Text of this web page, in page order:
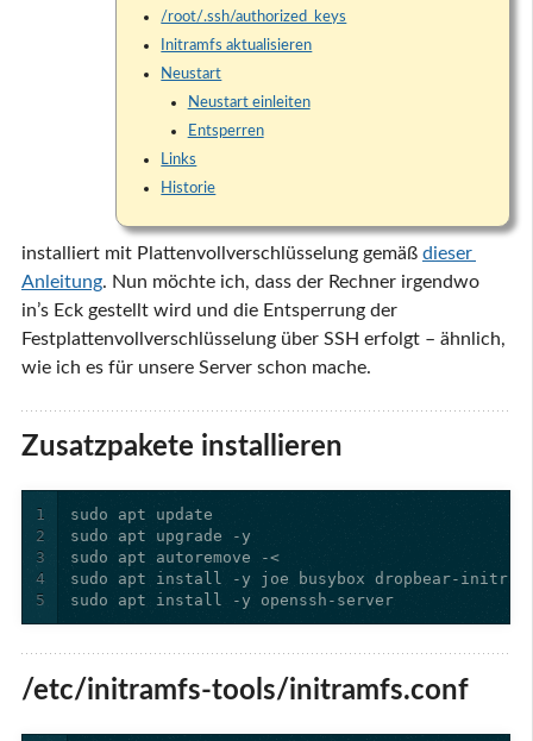
/root/.ssh/authorized_keys
Initramfs aktualisieren
Neustart
Neustart einleiten
Entsperren
Links
Historie
installiert mit Plattenvollverschlüsselung gemäß dieser
Anleitung. Nun möchte ich, dass der Rechner irgendwo
in’s Eck gestellt wird und die Entsperrung der
Festplattenvollverschlüsselung über SSH erfolgt – ähnlich,
wie ich es für unsere Server schon mache.
Zusatzpakete installieren
1
2
3
4
5
sudo apt install -y openssh-server
/etc/initramfs-tools/initramfs.conf